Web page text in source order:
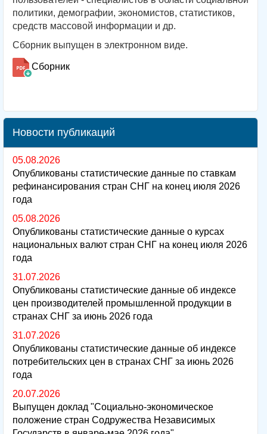
политики, демографии, экономистов, статистиков,
средств массовой информации и др.
Сборник выпущен в электронном виде.
Сборник
Новости публикаций
05.08.2026
Опубликованы статистические данные по ставкам
рефинансирования стран СНГ на конец июля 2026
года
05.08.2026
Опубликованы статистические данные о курсах
национальных валют стран СНГ на конец июля 2026
года
31.07.2026
Опубликованы статистические данные об индексе
цен производителей промышленной продукции в
странах СНГ за июнь 2026 года
31.07.2026
Опубликованы статистические данные об индексе
потребительских цен в странах СНГ за июнь 2026
года
20.07.2026
Выпущен доклад "Социально-экономическое
положение стран Содружества Независимых